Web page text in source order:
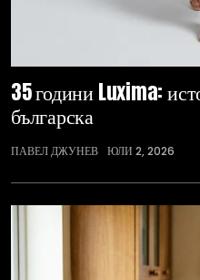
35 години Luxima:
българска
ПАВЕЛ ДЖУНЕВ ЮЛИ 2, 2026